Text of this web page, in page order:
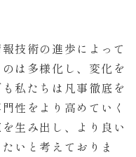
技術の進歩によって
は多様化し、変化を
私たちは凡事徹底を
性をより高めていく
生み出し、より良い
いと考えておりま